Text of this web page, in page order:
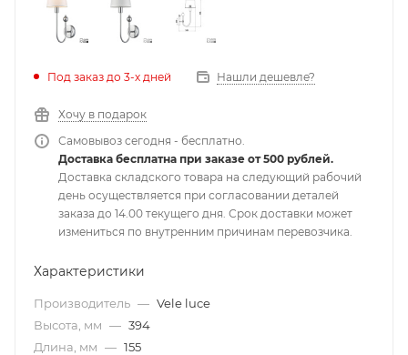
Под заказ до 3-х дней Нашли дешевле?
Хочу в подарок
Самовывоз сегодня - бесплатно.
Доставка бесплатна при заказе от 500 рублей.
Доставка складского товара на следующий рабочий
день осуществляется при согласовании деталей
заказа до 14.00 текущего дня. Срок доставки может
измениться по внутренним причинам перевозчика.
Характеристики
Производитель — Vele luce
Высота, мм — 394
Длина, мм — 155